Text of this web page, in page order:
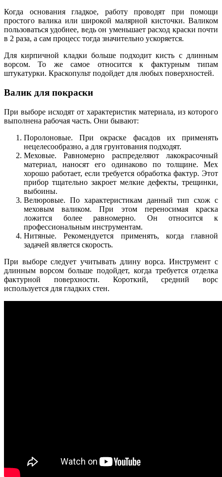
Когда основания гладкое, работу проводят при помощи
простого валика или широкой малярной кисточки. Валиком
пользоваться удобнее, ведь он уменьшает расход краски почти
в 2 раза, а сам процесс тогда значительно ускоряется.
Для кирпичной кладки больше подходит кисть с длинным
ворсом. То же самое относится к фактурным типам
штукатурки. Краскопульт подойдет для любых поверхностей.
Валик для покраски
При выборе исходят от характеристик материала, из которого
выполнена рабочая часть. Они бывают:
Поролоновые. При окраске фасадов их применять
нецелесообразно, а для грунтования подходят.
Меховые. Равномерно распределяют лакокрасочный
материал, наносят его одинаково по толщине. Мех
хорошо работает, если требуется обработка фактур. Этот
прибор тщательно закроет мелкие дефекты, трещинки,
выбоины.
Велюровые. По характеристикам данный тип схож с
меховым валиком. При этом переносимая краска
ложится более равномерно. Он относится к
профессиональным инструментам.
Нитяные. Рекомендуется применять, когда главной
задачей является скорость.
При выборе следует учитывать длину ворса. Инструмент с
длинным ворсом больше подойдет, когда требуется отделка
фактурной поверхности. Короткий, средний ворс
используется для гладких стен.